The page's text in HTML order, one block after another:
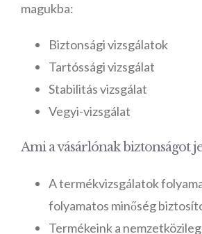
magukba:
Biztonsági vizsgálatok
Tartóssági vizsgálat
Stabilitás vizsgálat
Vegyi-vizsgálat
Ami a vásárlónak biztonságot
A termékvizsgálatok
folyamatos minőség
Termékeink a